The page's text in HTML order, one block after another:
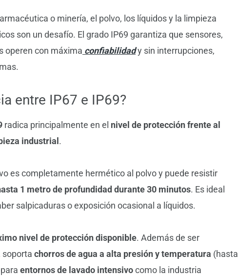
o minería, el polvo, los líquidos y la limpieza
son un desafío. El grado IP69 garantiza que sensores,
operen con máxima confiabilidady sin interrupciones,
entre IP67 e IP69?
radica principalmente en el nivel de protección frente al
industrial .
es completamente hermético al polvo y puede resistir
1 metro de profundidad durante 30 minutos. Es ideal
salpicaduras o exposición ocasional a líquidos.
nivel de protección disponible. Además de ser
soporta chorros de agua a alta presión y temperatura (hasta
entornos de lavado intensivocomo la industria